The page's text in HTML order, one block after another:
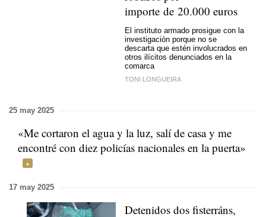
importe de 20.000 euros
El instituto armado prosigue con la
investigación porque no se
descarta que estén involucrados en
otros ilícitos denunciados en la
comarca
TONI LONGUEIRA
25 may 2025
«Me cortaron el agua y la luz, salí de casa y me
encontré con diez policías nacionales en la puerta»
17 may 2025
Detenidos dos fisterráns,